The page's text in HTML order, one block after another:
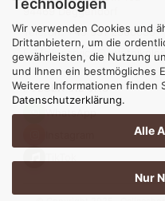
Wir verwenden Cookies und
Drittanbietern, um die
gewährleisten, die Nutzung
und Ihnen ein bestmögliches
Weitere Informationen finden
Datenschutzerklärung.
Alle
Nur
94469 Deggendorf
Telefon:+49 991 2500639
E-Mail:
FOLGEN SIE UNS
WhatsApp